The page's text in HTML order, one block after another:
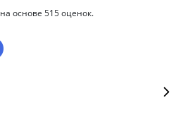
на основе 515оценок.